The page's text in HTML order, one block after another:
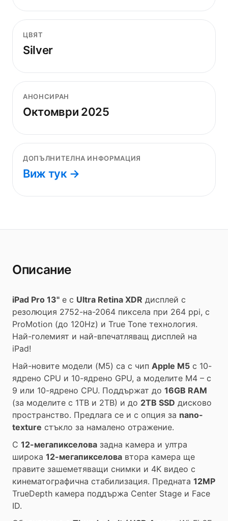
ЦВЯТ
Silver
АНОНСИРАН
Октомври 2025
ДОПЪЛНИТЕЛНА ИНФОРМАЦИЯ
Виж тук →
Описание
iPad Pro 13" е с Ultra Retina XDR дисплей с
резолюция 2752-на-2064 пиксела при 264 ppi, с
ProMotion (до 120Hz) и True Tone технология.
Най-големият и най-впечатляващ дисплей на
iPad!
Най-новите модели (M5) са с чип Apple M5 с 10-
ядрено CPU и 10-ядрено GPU, а моделите M4 – с
9 или 10-ядрено CPU. Поддържат до 16GB RAM
(за моделите с 1TB и 2TB) и до 2TB SSD дисково
пространство. Предлага се и с опция за nano-
texture стъкло за намалено отражение.
С 12-мегапикселова задна камера и ултра
широка 12-мегапикселова втора камера ще
правите зашеметяващи снимки и 4K видео с
кинематографична стабилизация. Предната 12MP
TrueDepth камера поддържа Center Stage и Face
ID.